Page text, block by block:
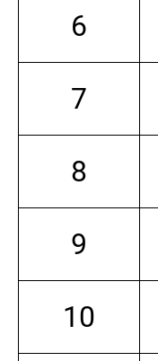
6
7
8
9
10